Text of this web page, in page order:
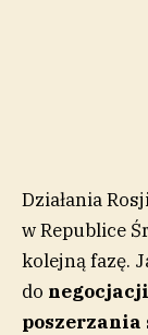
Działania
w Republice
kolejną fazę.
do
poszerzania